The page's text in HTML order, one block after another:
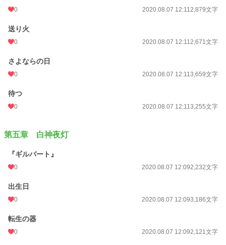
0 2020.08.07 12:112,879文字
送り火
0 2020.08.07 12:112,671文字
さよならの日
0 2020.08.07 12:113,659文字
待つ
0 2020.08.07 12:113,255文字
第五章 白神夜灯
『ギルバート』
0 2020.08.07 12:092,232文字
出生日
0 2020.08.07 12:093,186文字
転生の器
0 2020.08.07 12:092,121文字